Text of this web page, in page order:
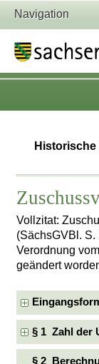
Navigation
Vollzitat:
(SächsGVBl. S.
Verordnung
geändert
§ 1 Zahl der
§ 2